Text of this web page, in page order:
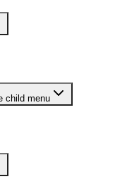
child menu